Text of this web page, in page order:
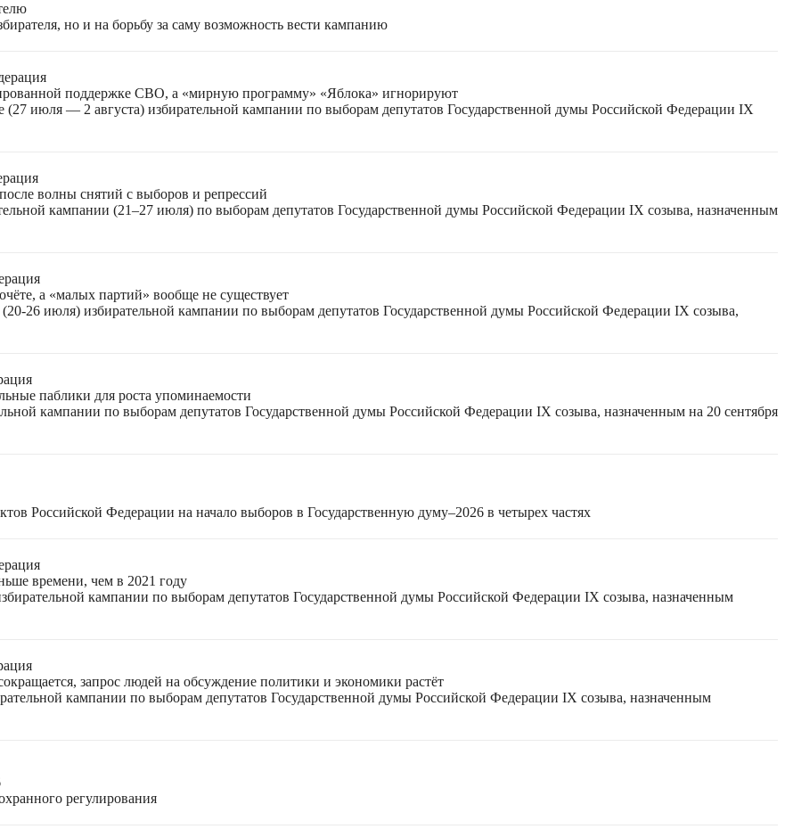
но и на борьбу за саму возможность вести кампанию
поддержке СВО, а «мирную программу» «Яблока» игнорируют
(27 июля — 2 августа) избирательной кампании по выборам депутатов Государственной думы Российской Федерации IX
волны снятий с выборов и репрессий
кампании (21–27 июля) по выборам депутатов Государственной думы Российской Федерации IX созыва, назначенным
а «малых партий» вообще не существует
26 июля) избирательной кампании по выборам депутатов Государственной думы Российской Федерации IX созыва,
паблики для роста упоминаемости
кампании по выборам депутатов Государственной думы Российской Федерации IX созыва, назначенным на 20 сентября
Российской Федерации на начало выборов в Государственную думу–2026 в четырех частях
времени, чем в 2021 году
кампании по выборам депутатов Государственной думы Российской Федерации IX созыва, назначенным
запрос людей на обсуждение политики и экономики растёт
кампании по выборам депутатов Государственной думы Российской Федерации IX созыва, назначенным
регулирования